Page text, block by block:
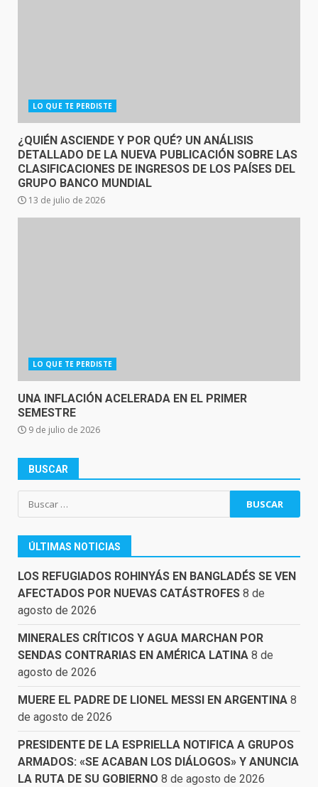
LO QUE TE PERDISTE
¿QUIÉN ASCIENDE Y POR QUÉ? UN ANÁLISIS
DETALLADO DE LA NUEVA PUBLICACIÓN SOBRE LAS
CLASIFICACIONES DE INGRESOS DE LOS PAÍSES DEL
GRUPO BANCO MUNDIAL
13 de julio de 2026
LO QUE TE PERDISTE
UNA INFLACIÓN ACELERADA EN EL PRIMER
SEMESTRE
9 de julio de 2026
BUSCAR
Buscar:
ÚLTIMAS NOTICIAS
LOS REFUGIADOS ROHINYÁS EN BANGLADÉS SE VEN
AFECTADOS POR NUEVAS CATÁSTROFES 8 de
agosto de 2026
MINERALES CRÍTICOS Y AGUA MARCHAN POR
SENDAS CONTRARIAS EN AMÉRICA LATINA 8 de
agosto de 2026
MUERE EL PADRE DE LIONEL MESSI EN ARGENTINA 8
de agosto de 2026
PRESIDENTE DE LA ESPRIELLA NOTIFICA A GRUPOS
ARMADOS: «SE ACABAN LOS DIÁLOGOS» Y ANUNCIA
LA RUTA DE SU GOBIERNO 8 de agosto de 2026